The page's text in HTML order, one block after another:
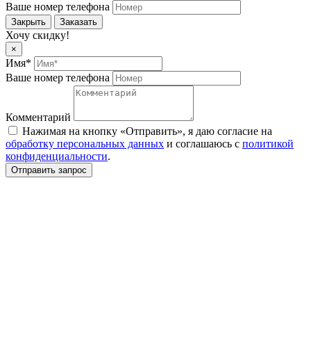
Ваше номер телефона
Закрыть Заказать
Хочу скидку!
×
Имя*
Ваше номер телефона
Комментарий
Нажимая на кнопку «Отправить», я даю согласие на
обработку персональных данных и соглашаюсь c политикой
конфиденциальности.
Отправить запрос